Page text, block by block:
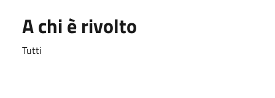
A chi è rivolto
Tutti